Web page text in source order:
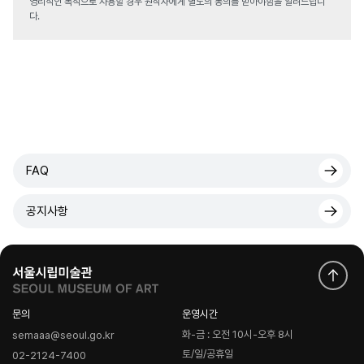
다.
FAQ
공지사항
문의
semaaa@seoul.go.kr
02-2124-7400
운영시간
화-금 : 오전 10시-오후 8시
토/일/공휴일